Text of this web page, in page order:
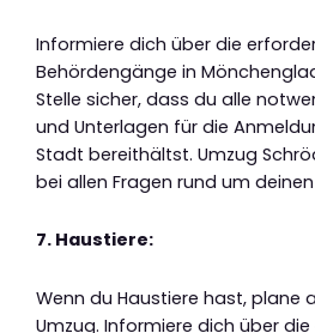
Informiere dich über die
Behördengänge in
Stelle sicher, dass du alle
und Unterlagen für die
Stadt bereithältst. Umzug
bei allen Fragen rund um
7. Haustiere:
Wenn du Haustiere hast, plane
Umzug. Informiere dich über